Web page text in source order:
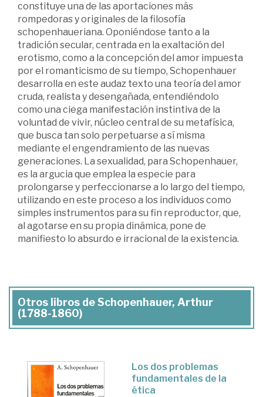
constituye una de las aportaciones más
rompedoras y originales de la filosofía
schopenhaueriana. Oponiéndose tanto a la
tradición secular, centrada en la exaltación del
erotismo, como a la concepción del amor impuesta
por el romanticismo de su tiempo, Schopenhauer
desarrolla en este audaz texto una teoría del amor
cruda, realista y desengañada, entendiéndolo
como una ciega manifestación instintiva de la
voluntad de vivir, núcleo central de su metafísica,
que busca tan solo perpetuarse a sí misma
mediante el engendramiento de las nuevas
generaciones. La sexualidad, para Schopenhauer,
es la argucia que emplea la especie para
prolongarse y perfeccionarse a lo largo del tiempo,
utilizando en este proceso a los individuos como
simples instrumentos para su fin reproductor, que,
al agotarse en su propia dinámica, pone de
manifiesto lo absurdo e irracional de la existencia.
Otros libros de Schopenhauer, Arthur
(1788-1860)
Los dos problemas
fundamentales de la
ética